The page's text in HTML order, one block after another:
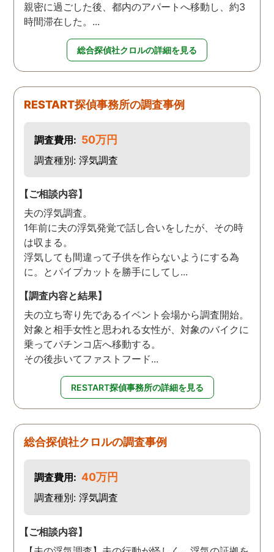
親密に過ごした後、都内のアパートへ移動し、約3
時間滞在した。...
総合探偵社クロルの詳細を見る
RESTART探偵事務所の調査事例
調査費用: 50万円
調査種別: 浮気調査
【ご相談内容】
夫の浮気調査。
1年前に夫の浮気発覚で話し合いをしたが、その時
は収まる。
浮気しても間違って子供を作らないようにする為
に。とパイプカットを勝手にしてし...
【調査内容と結果】
夫の立ち寄り先であるイベント会場から調査開始。
対象と相手女性と思われる女性が、対象のバイクに
乗ってパチンコ店へ移動する。
その後歩いてファストフード...
RESTART探偵事務所の詳細を見る
総合探偵社クロルの調査事例
調査費用: 40万円
調査種別: 浮気調査
【ご相談内容】